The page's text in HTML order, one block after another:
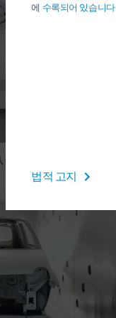
에 수록되어 있습니다
법적 고지
템